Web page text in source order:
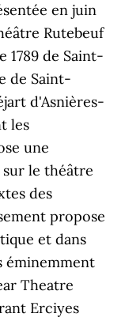
en juin
Rutebeuf
1789 de Saint-
de Saint-
d'Asnières-
les
une
le théâtre
des
propose
et dans
éminemment
Theatre
Erciyes